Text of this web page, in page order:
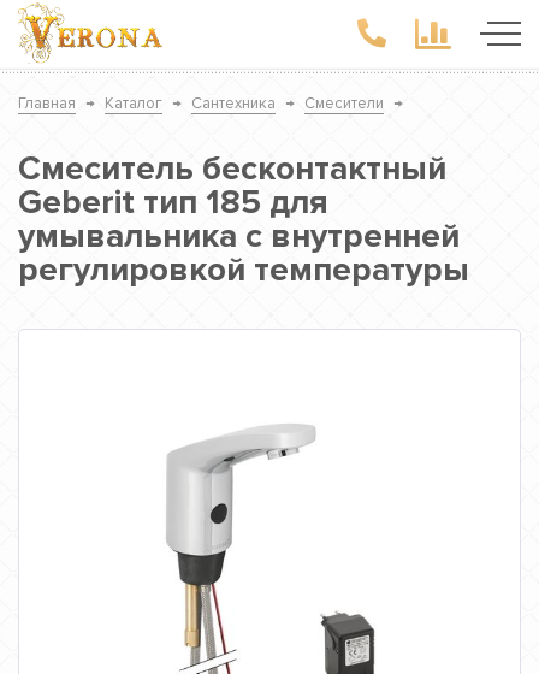
Главная → Каталог → Сантехника → Смесители →
Смеситель бесконтактный
Geberit тип 185 для
умывальника с внутренней
регулировкой температуры